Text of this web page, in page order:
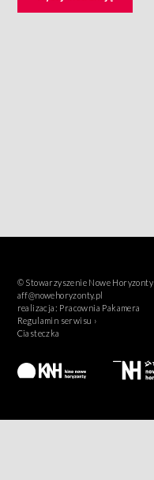
© Stowarzyszenie Nowe Horyzonty
aff@nowehoryzonty.pl
realizacja: Pracownia Pakamera
Regulamin serwisu ›
Ciasteczka